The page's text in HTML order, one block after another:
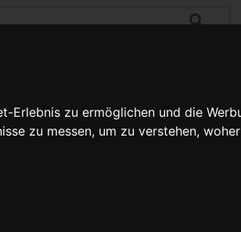
Erlebnis zu ermöglichen und die
zu messen, um zu verstehen,